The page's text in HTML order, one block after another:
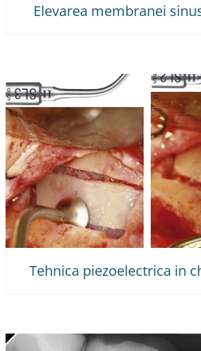
Elevarea membranei
Tehnica piezoelectrica in